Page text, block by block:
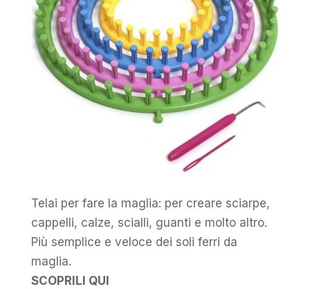
Telai per fare la maglia: per creare sciarpe,
cappelli, calze, scialli, guanti e molto altro.
Più semplice e veloce dei soli ferri da
maglia.
SCOPRILI QUI